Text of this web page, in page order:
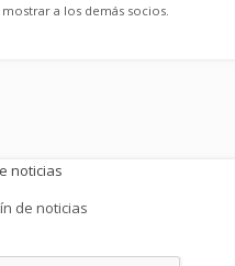
a los demás socios.
noticias
de noticias